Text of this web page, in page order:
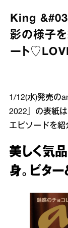
King
影の様子
ート
1/12(水)発売の
2022』の表紙
エピソードを紹
美しく気
身。ビタ